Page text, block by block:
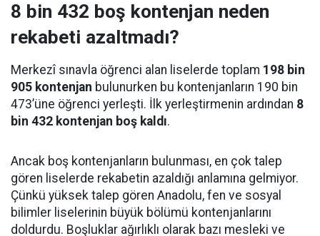
8 bin 432 boş kontenjan neden
rekabeti azaltmadı?
Merkezî sınavla öğrenci alan liselerde toplam 198 bin
905 kontenjan bulunurken bu kontenjanların 190 bin
473’üne öğrenci yerleşti. İlk yerleştirmenin ardından 8
bin 432 kontenjan boş kaldı.
Ancak boş kontenjanların bulunması, en çok talep
gören liselerde rekabetin azaldığı anlamına gelmiyor.
Çünkü yüksek talep gören Anadolu, fen ve sosyal
bilimler liselerinin büyük bölümü kontenjanlarını
doldurdu. Boşluklar ağırlıklı olarak bazı mesleki ve